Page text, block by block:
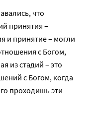
что
принятия –
и принятие – могли
с Богом,
из стадий – это
с Богом, когда
проходишь эти